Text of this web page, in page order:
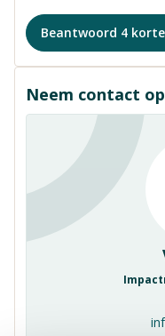
Beantwoord 4
Neem contact